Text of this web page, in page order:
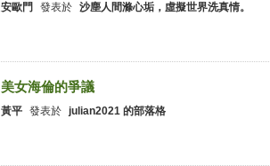
安歐門 發表於 沙塵人間滌心垢，虛擬世界洗真情。
美女海倫的爭議
黃平 發表於 julian2021 的部落格